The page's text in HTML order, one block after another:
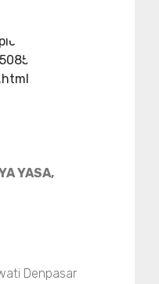
YASA,
Denpasar